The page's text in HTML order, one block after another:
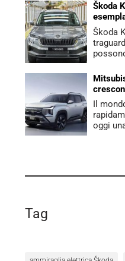
Škoda
Škoda
benzina
Il
oggi
Tag